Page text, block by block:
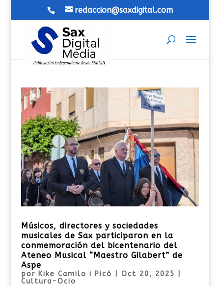
redaccion@saxdigital.com
Músicos, directores y sociedades
musicales de Sax participaron en la
conmemoración del bicentenario del
Ateneo Musical “Maestro Gilabert” de
Aspe
por Kike Camilo i Picó Oct 20, 2025
Cultura-Ocio